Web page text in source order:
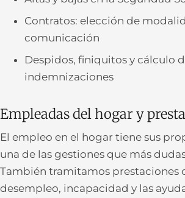
Contratos: elección de
comunicación
Despidos, finiquitos y cálculo
indemnizaciones
Empleadas del hogar y
El empleo en el hogar tiene sus
una de las gestiones que más
También tramitamos prestaciones
desempleo, incapacidad y las